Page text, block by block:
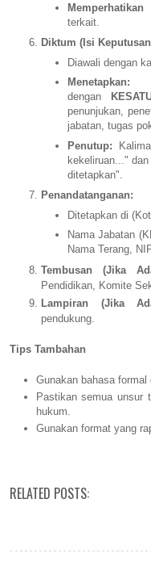
terkait.
Diktum (Isi
Diawali dengan
Menetapkan:
dengan
penunjukan,
jabatan, tugas
Penutup:
kekeliruan..."
ditetapkan".
Penandatanganan:
Ditetapkan di
Nama Jabatan
Nama Terang,
Tembusan (Jika
Pendidikan, Komite
Lampiran (Jika
pendukung.
Tips Tambahan
Gunakan bahasa formal
Pastikan semua unsur
hukum.
Gunakan format yang
RELATED POSTS: